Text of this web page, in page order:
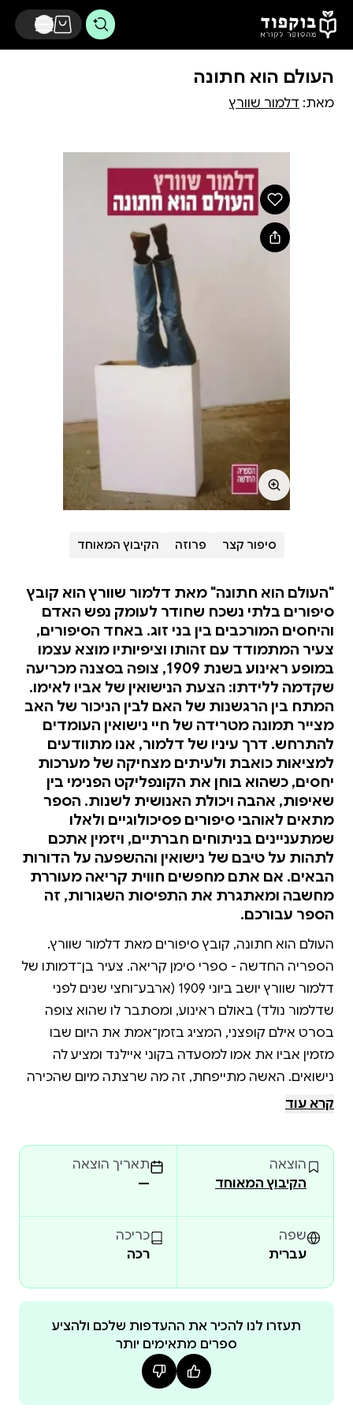
דלג לתוכן הראשי
העולם הוא חתונה
מאת: דלמור שוורץ
סיפור קצר פרוזה הקיבוץ המאוחד
"העולם הוא חתונה" מאת דלמור שוורץ הוא קובץ
סיפורים בלתי נשכח שחודר לעומק נפש האדם
והיחסים המורכבים בין בני זוג. באחד הסיפורים,
צעיר המתמודד עם זהותו וציפיותיו מוצא עצמו
במופע ראינוע בשנת 1909, צופה בסצנה מכריעה
שקדמה ללידתו: הצעת הנישואין של אביו לאימו.
המתח בין הרגשנות של האם לבין הניכור של האב
מצייר תמונה מטרידה של חיי נישואין העומדים
להתרחש. דרך עיניו של דלמור, אנו מתוודעים
למציאות כואבת ולעיתים מצחיקה של מערכות
יחסים, כשהוא בוחן את הקונפליקט הפנימי בין
שאיפות, אהבה ויכולת האנושית לשנות. הספר
מתאים לאוהבי סיפורים פסיכולוגיים ולאלו
שמתעניינים בניתוחים חברתיים, ויזמין אתכם
לתהות על טיבם של נישואין וההשפעה על הדורות
הבאים. אם אתם מחפשים חווית קריאה מעוררת
מחשבה ומאתגרת את התפיסות השגורות, זה
הספר עבורכם.
העולם הוא חתונה, קובץ סיפורים מאת דלמור שוורץ.
הספריה החדשה - ספרי סימן קריאה. צעיר בן־דמותו של
דלמור שוורץ יושב ביוני 1909 (ארבע־וחצי שנים לפני
שדלמור נולד) באולם ראינוע, ומסתבר לו שהוא צופה
בסרט אילם קופצני, המציג בזמן־אמת את היום שבו
מזמין אביו את אמו למסעדה בקוני איילנד ומציע לה
נישואים. האשה מתייפחת, זה מה שרצתה מיום שהכירה
אותו, ואילו הגבר אינו יכול לשאת את הרגשנות שלה,
כקדימונים לחיי נישואים נוראים. וזה הרגע שבו קם דלמור
ממקומו באולם וצועק:
קרא עוד
הוצאה
הקיבוץ המאוחד
תאריך הוצאה
—
שפה
עברית
כריכה
רכה
תעזרו לנו להכיר את ההעדפות שלכם ולהציע
ספרים מתאימים יותר